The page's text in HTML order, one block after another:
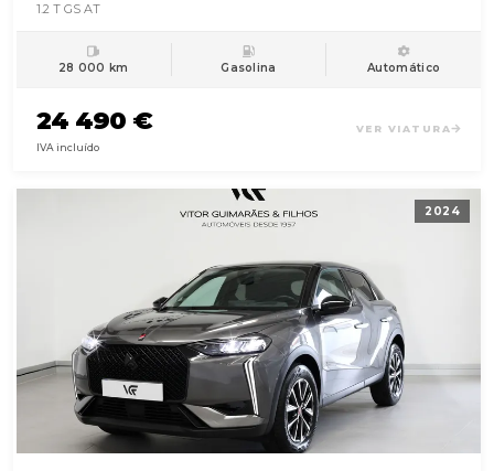
1.2 T GS AT
28 000 km Gasolina Automático
24 490 €
IVA incluído
VER VIATURA
2024